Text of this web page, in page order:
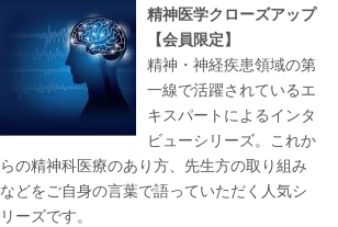
精神医学クローズアップ
【会員限定】
精神・神経疾患領域の第
一線で活躍されているエ
キスパートによるインタ
ビューシリーズ。これか
らの精神科医療のあり方、先生方の取り組み
などをご自身の言葉で語っていただく人気シ
リーズです。